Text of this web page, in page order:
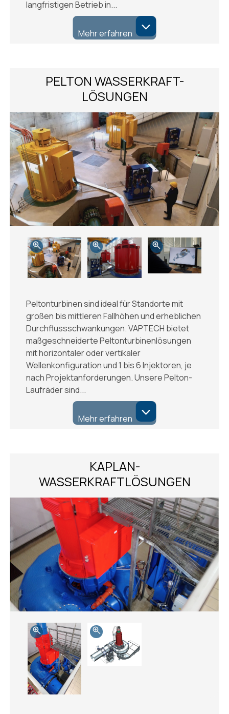
langfristigen Betrieb in...
Mehr erfahren
PELTON WASSERKRAFT-
LÖSUNGEN
Peltonturbinen sind ideal für Standorte mit
großen bis mittleren Fallhöhen und erheblichen
Durchflussschwankungen. VAPTECH bietet
maßgeschneiderte Peltonturbinenlösungen
mit horizontaler oder vertikaler
Wellenkonfiguration und 1 bis 6 Injektoren, je
nach Projektanforderungen. Unsere Pelton-
Laufräder sind...
Mehr erfahren
KAPLAN-
WASSERKRAFTLÖSUNGEN